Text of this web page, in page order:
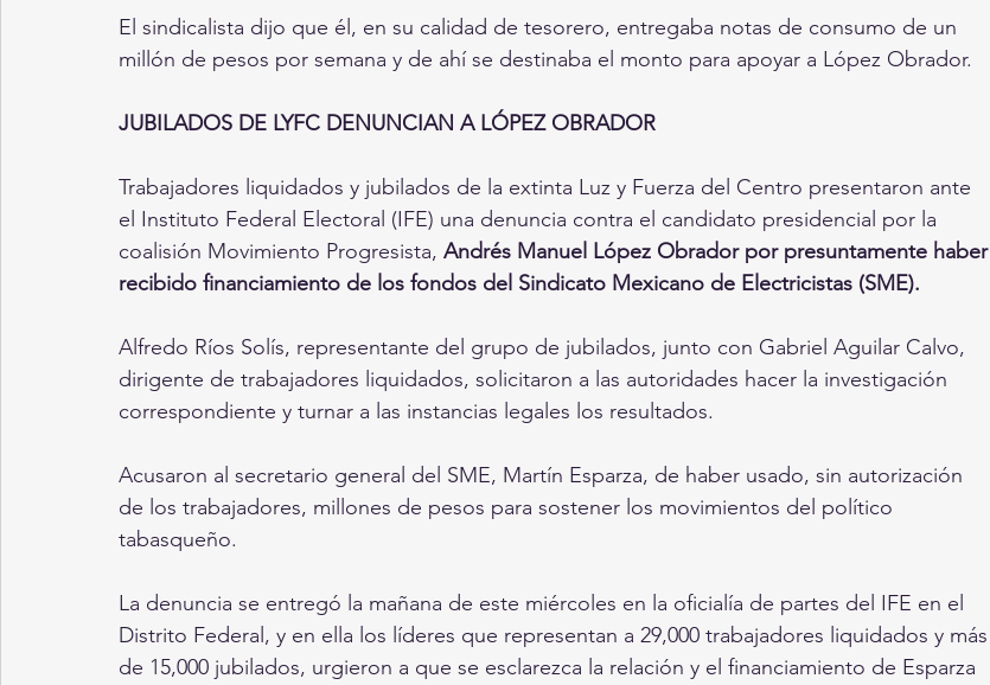
El sindicalista dijo que él, en su calidad de tesorero, entregaba notas de consumo de un
millón de pesos por semana y de ahí se destinaba el monto para apoyar a López Obrador.
JUBILADOS DE LYFC DENUNCIAN A LÓPEZ OBRADOR
Trabajadores liquidados y jubilados de la extinta Luz y Fuerza del Centro presentaron ante
el Instituto Federal Electoral (IFE) una denuncia contra el candidato presidencial por la
coalisión Movimiento Progresista, Andrés Manuel López Obrador por presuntamente haber
recibido financiamiento de los fondos del Sindicato Mexicano de Electricistas (SME).
Alfredo Ríos Solís, representante del grupo de jubilados, junto con Gabriel Aguilar Calvo,
dirigente de trabajadores liquidados, solicitaron a las autoridades hacer la investigación
correspondiente y turnar a las instancias legales los resultados.
Acusaron al secretario general del SME, Martín Esparza, de haber usado, sin autorización
de los trabajadores, millones de pesos para sostener los movimientos del político
tabasqueño.
La denuncia se entregó la mañana de este miércoles en la oficialía de partes del IFE en el
Distrito Federal, y en ella los líderes que representan a 29,000 trabajadores liquidados y más
de 15,000 jubilados, urgieron a que se esclarezca la relación y el financiamiento de Esparza